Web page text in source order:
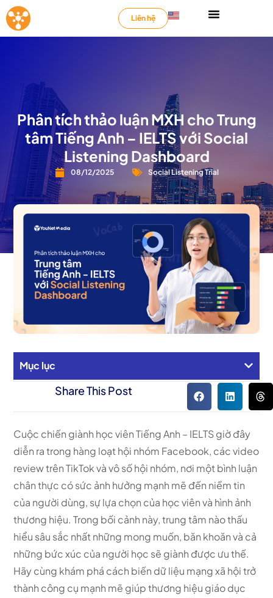
Liên hệ
Phân tích thảo luận MXH cho Trung
tâm Tiếng Anh – IELTS với Social
Listening Dashboard
08/12/2025 Social Listening Trial
Mục lục
Share This Post
Cuộc chiến giành học viên Tiếng Anh – IELTS giờ đây
diễn ra trong hàng loạt hội nhóm Facebook, các video
review trên TikTok và vô số hội nhóm, nơi một bình luận
chân thực có sức ảnh hưởng mạnh mẽ đến niềm tin
của người dùng, sự lựa chọn của học viên và hình ảnh
thương hiệu. Trong bối cảnh này, trung tâm nào thấu
hiểu sâu sắc nhất những mong muốn, băn khoăn và cả
những bức xúc của người học sẽ giành được ưu thế.
Hãy cùng khám phá cách biến dữ liệu mạng xã hội trở
thành công cụ mạnh mẽ giúp thương hiệu giáo dục